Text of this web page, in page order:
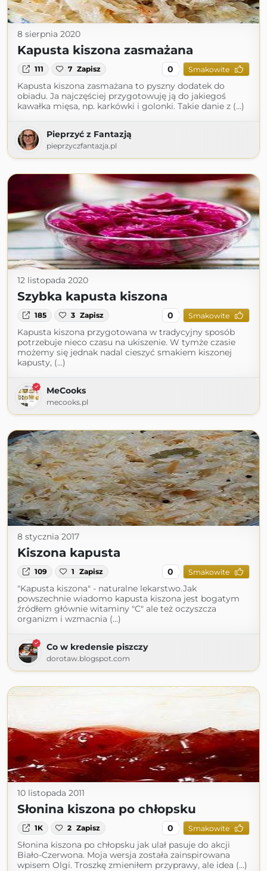
8 sierpnia 2020
Kapusta kiszona zasmażana
111 7 Zapisz 0 Smakowite
Kapusta kiszona zasmażana to pyszny dodatek do
obiadu. Ja najczęściej przygotowuję ją do jakiegoś
kawałka mięsa, np. karkówki i golonki. Takie danie z (...)
Pieprzyć z Fantazją
pieprzyczfantazja.pl
12 listopada 2020
Szybka kapusta kiszona
185 3 Zapisz 0 Smakowite
Kapusta kiszona przygotowana w tradycyjny sposób
potrzebuje nieco czasu na ukiszenie. W tymże czasie
możemy się jednak nadal cieszyć smakiem kiszonej
kapusty, (...)
MeCooks
mecooks.pl
8 stycznia 2017
Kiszona kapusta
109 1 Zapisz 0 Smakowite
"Kapusta kiszona" - naturalne lekarstwo.Jak
powszechnie wiadomo kapusta kiszona jest bogatym
źródłem głównie witaminy "C" ale też oczyszcza
organizm i wzmacnia (...)
Co w kredensie piszczy
dorotaw.blogspot.com
10 listopada 2011
Słonina kiszona po chłopsku
1K 2 Zapisz 0 Smakowite
Słonina kiszona po chłopsku jak ulał pasuje do akcji
Biało-Czerwona. Moja wersja została zainspirowana
wpisem Olgi. Troszkę zmieniłem przyprawy, ale idea (...)